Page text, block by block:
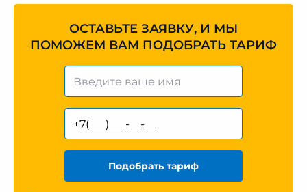
ОСТАВЬТЕ ЗАЯВКУ, И МЫ
ПОМОЖЕМ ВАМ ПОДОБРАТЬ ТАРИФ
Подобрать тариф